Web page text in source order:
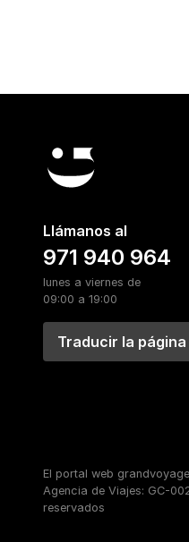
Llámanos al
971 940 964
lunes a viernes de
09:00 a 19:00
Traducir la página
El portal web
Agencia de Viajes: GC-
reservados